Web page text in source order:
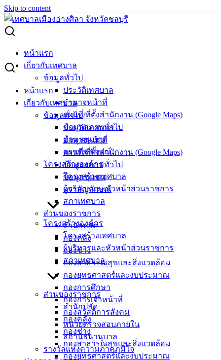
Skip to content
หน้าแรก
เกี่ยวกับเทศบาล
ข้อมูลทั่วไป
ประวัติเทศบาล
อำนาจหน้าที่
แผนที่/ที่ตั้งสำนักงาน (Google Maps)
ข้อมูลสภาพทั่วไป
ข้อมูลชุมชน
ตราสัญลักษณ์
โครงสร้างองค์กร
โครงสร้างเทศบาล
ผู้บริหารและหัวหน้าส่วนราชการ
สภาเทศบาล
ส่วนของราชการ
สำนักปลัด
กองคลัง
กองช่าง
กองสาธารณสุขและสิ่งแวดล้อม
กองยุทธศาสตร์และงบประมาณ
กองการศึกษา
กองการเจ้าหน้าที่
กองสวัสดิการสังคม
หน่วยตรวจสอบภายใน
สถานธนานุบาล
รางวัลแห่งความภาคภูมิใจ
หน้าแรก
เกี่ยวกับเทศบาล
ข้อมูลทั่วไป
ประวัติเทศบาล
อำนาจหน้าที่
แผนที่/ที่ตั้งสำนักงาน (Google Maps)
ข้อมูลสภาพทั่วไป
ข้อมูลชุมชน
ตราสัญลักษณ์
โครงสร้างองค์กร
โครงสร้างเทศบาล
ผู้บริหารและหัวหน้าส่วนราชการ
สภาเทศบาล
ส่วนของราชการ
สำนักปลัด
กองคลัง
กองช่าง
กองสาธารณสุขและสิ่งแวดล้อม
กองยุทธศาสตร์และงบประมาณ
Search for:
ประกาศเทศบาลเมืองอ่างศิลา เรื่อง ประกาศผู้ชนะการเสนอ
ราคา ซื้อวัสดุสำนักงาน จำนวน ๑ รายการ โดยเฉพาะเจาะจง
ประกาศเทศบาลเมืองอ่างศิลา เรื่อง
ประกาศผู้ชนะการเสนอราคา ซื้อวัสดุ
สำนักงาน จำนวน ๑ รายการ โดยเฉพาะ
กุมภาพันธ์ 17, 2022เมษายน 19, 2022
ประกาศผู้ชนะ
BRN3C2AF47058F9_20220217_123745_014379
ม.3 ต.เสม็ด
อ.เมือง จ.ชลบุรี